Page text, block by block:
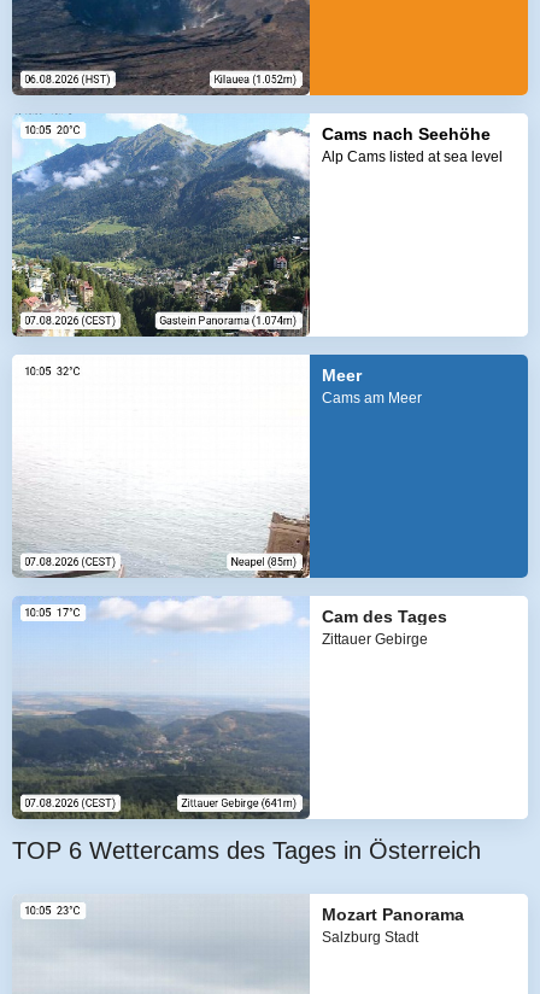
Cams nach Seehöhe
Alp Cams listed at sea level
Meer
Cams am Meer
Cam des Tages
Zittauer Gebirge
TOP 6 Wettercams des Tages in Österreich
Mozart Panorama
Salzburg Stadt